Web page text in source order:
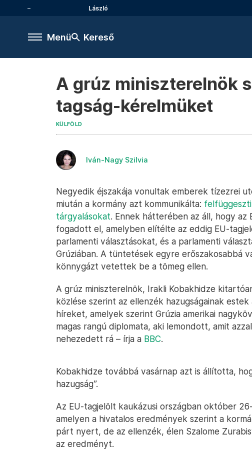
László
Menü Kereső
A grúz miniszterelnök
tagság-kérelmüket
KÜLFÖLD
Iván-Nagy Szilvia
Negyedik éjszakája vonultak emberek tízezrei
miután a kormány azt kommunikálta:
tárgyalásokat. Ennek hátterében az áll, hogy az
fogadott el, amelyben elítélte az eddig EU-
parlamenti választásokat, és a parlamenti
Grúziában. A tüntetések egyre erőszakosabbá
könnygázt vetettek be a tömeg ellen.
A grúz miniszterelnök, Irakli Kobakhidze
közlése szerint az ellenzék hazugságainak
híreket, amelyek szerint Grúzia amerikai
magas rangú diplomata, aki lemondott, amit
nehezedett rá – írja a BBC.
Kobakhidze továbbá vasárnap azt is állította,
hazugság”.
Az EU-tagjelölt kaukázusi országban október
amelyen a hivatalos eredmények szerint a
párt nyert, de az ellenzék, élen Szalome
az eredményt.